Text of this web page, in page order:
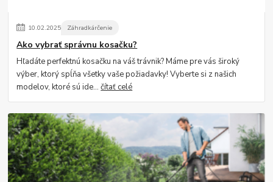
10.02.2025 Záhradkárčenie
Ako vybrať správnu kosačku?
Hľadáte perfektnú kosačku na váš trávnik? Máme pre vás široký
výber, ktorý spĺňa všetky vaše požiadavky! Vyberte si z našich
modelov, ktoré sú ide...čítať celé